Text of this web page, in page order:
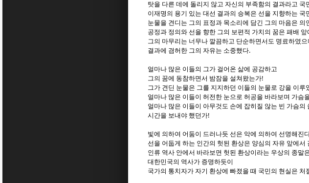
탓을 다른 데에 돌리지 않고 자신의 부족함의 결과라고 국
이재명의 용기 있는 대선 결과의 승복은 선을 지향하는 국
눈물을 견디는 그의 표정과 목소리에 담긴 그의 마음은 의
공정과 정의와 선을 향한 그의 보편적 가치의 꿈은 패배
그의 마무리는 너무나 깔끔하고 단순하면서도 명료하였
결과에 겸허한 그의 자유는 소중했다.
얼마나 많은 이들의 그가 걸어온 삶에 공감하고
그의 꿈에 동참하면서 밤잠을 설쳐왔는가!
그가 견딘 눈물은 그를 지지하던 이들의 눈물로 강을 이루
얼마나 많은 이들이 허전한 눈으로 허공을 바라보며 가슴
얼마나 많은 이들이 아무것도 손에 잡히질 않는 빈 가슴의
시간을 보내야 했던가!
빛에 의하여 어둠이 드러나듯 선은 악에 의하여 선명해진
선을 어둡게 하는 인간의 헛된 환상은 양심의 자유 앞에서
인류 역사 안에서 바라보면 헛된 환상이라는 우상의 종말
대한민국의 역사가 증명하듯이
국가의 통치자가 자기 환상에 빠졌을 때 국민의 현실은 처